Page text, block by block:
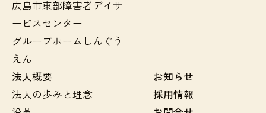
広島市東部障害者デイサ
ービスセンター
グループホームしんぐう
えん
法人概要
法人の歩みと理念
お知らせ
採用情報